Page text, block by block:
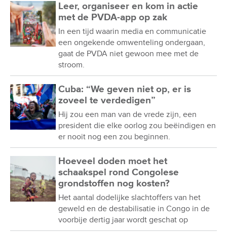
Leer, organiseer en kom in actie
met de PVDA-app op zak
In een tijd waarin media en communicatie
een ongekende omwenteling ondergaan,
gaat de PVDA niet gewoon mee met de
stroom.
Cuba: “We geven niet op, er is
zoveel te verdedigen”
Hij zou een man van de vrede zijn, een
president die elke oorlog zou beëindigen en
er nooit nog een zou beginnen.
Hoeveel doden moet het
schaakspel rond Congolese
grondstoffen nog kosten?
Het aantal dodelijke slachtoffers van het
geweld en de destabilisatie in Congo in de
voorbije dertig jaar wordt geschat op